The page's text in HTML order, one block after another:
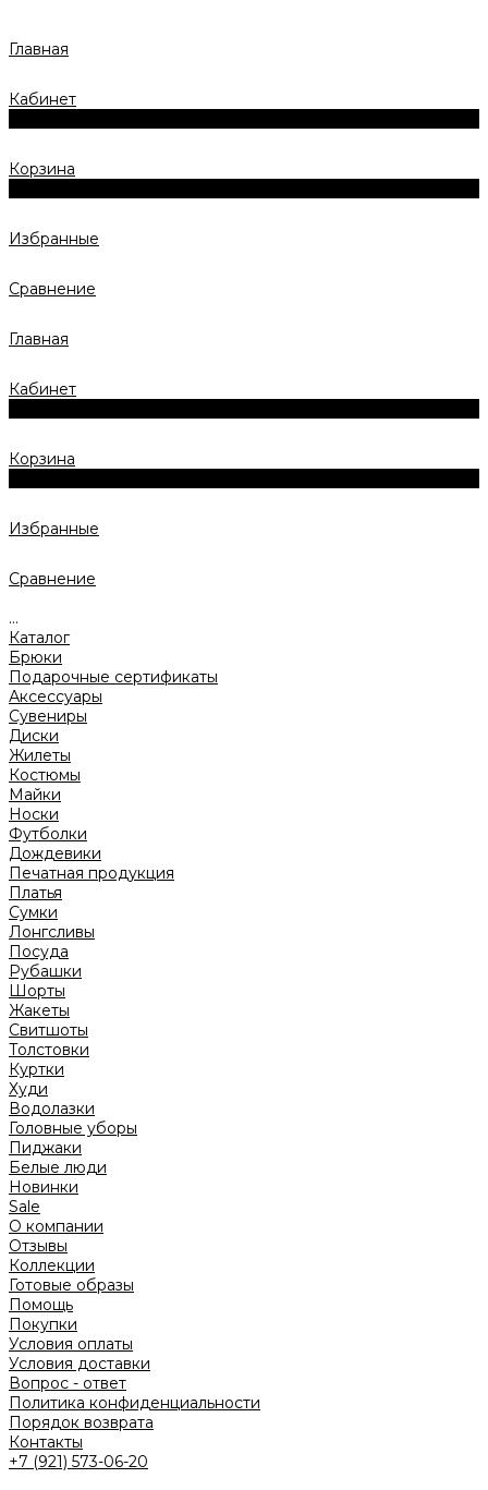
Главная
Кабинет
Корзина
Избранные
Сравнение
Главная
Кабинет
Корзина
Избранные
Сравнение
...
Каталог
Брюки
Подарочные сертификаты
Аксессуары
Сувениры
Диски
Жилеты
Костюмы
Майки
Носки
Футболки
Дождевики
Печатная продукция
Платья
Сумки
Лонгсливы
Посуда
Рубашки
Шорты
Жакеты
Свитшоты
Толстовки
Куртки
Худи
Водолазки
Головные уборы
Пиджаки
Белые люди
Новинки
Sale
О компании
Отзывы
Коллекции
Готовые образы
Помощь
Покупки
Условия оплаты
Условия доставки
Вопрос - ответ
Политика конфиденциальности
Порядок возврата
Контакты
+7 (921) 573-06-20